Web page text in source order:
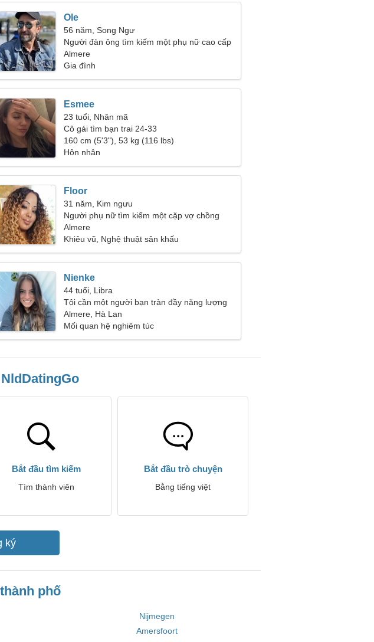
Ole
56 năm, Song Ngư
Người đàn ông tìm kiếm một phụ nữ cao cấp
47-53
Almere
Gia đình
Esmee
23 tuổi, Nhân mã
Cô gái tìm bạn trai 24-33
160 cm (5'3"), 53 kg (116 lbs)
Hôn nhân
Floor
31 năm, Kim ngưu
Người phụ nữ tìm kiếm một cặp vợ chồng
Almere
Khiêu vũ, Nghệ thuật sân khấu
Nienke
44 tuổi, Libra
Tôi cần một người bạn tràn đầy năng lượng
để cùng trượt tuyết
Almere, Hà Lan
Mối quan hệ nghiêm túc
Bắt đầu tìm kiếm
Tìm thành viên
Bắt đầu trò chuyện
Bằng tiếng việt
ký
phố
Nijmegen
Amersfoort